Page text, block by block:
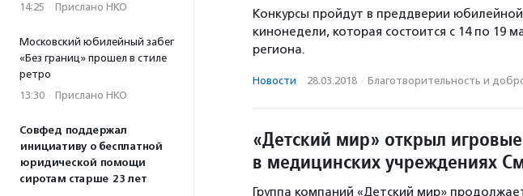
14:25 · Прислано НКО
Московский юбилейный забег
«Без границ» прошел в стиле
ретро
13:30 · Прислано НКО
Совфед поддержал
инициативу о бесплатной
юридической помощи
сиротам старше 23 лет
Конкурсы пройдут в преддверии
кинонедели, которая состоится с 14 по 19
региона.
Новости · 28.03.2018 · Благотвори­тель­ность и
«Детский мир» открыл
в медицинских учреждениях
Группа компаний «Детский мир»